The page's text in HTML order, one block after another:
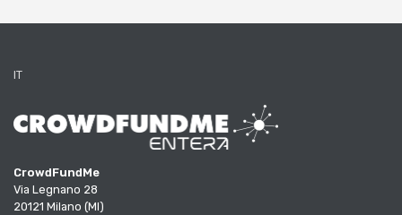
IT
CrowdFundMe
Via Legnano 28
20121 Milano (MI)